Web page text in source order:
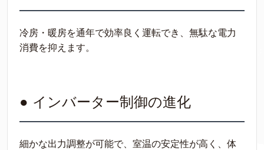
冷房・暖房を通年で効率良く運転でき、無駄な電力
消費を抑えます。
● インバーター制御の進化
細かな出力調整が可能で、室温の安定性が高く、体